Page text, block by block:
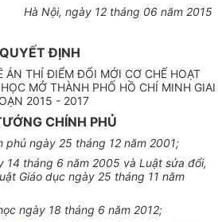
Hà Nội, ngày 12 tháng 06 năm 2015
QUYẾT ĐỊNH
ÁN THÍ ĐIỂM ĐỔI MỚI CƠ CHẾ HOẠT
MỞ THÀNH PHỐ HỒ CHÍ MINH GIAI
2015 - 2017
CHÍNH PHỦ
phủ ngày 25 tháng 12 năm 2001;
14 tháng 6 năm 2005 và Luật sửa đổi,
Giáo dục ngày 25 tháng 11 năm
ngày 18 tháng 6 năm 2012;